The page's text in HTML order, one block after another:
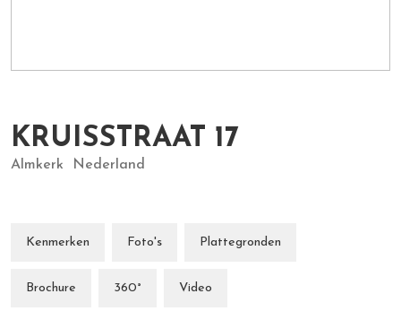
KRUISSTRAAT 17
Almkerk Nederland
Kenmerken Foto's Plattegronden
Brochure 360° Video